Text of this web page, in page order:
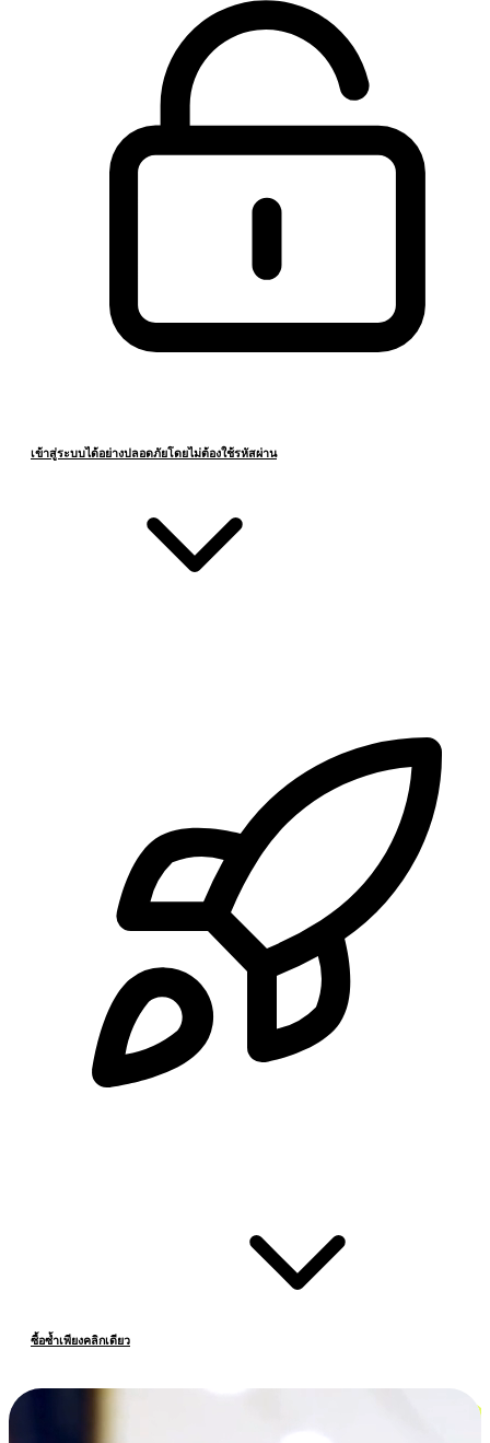
เข้าสู่ระบบได้อย่างปลอดภัยโดยไม่ต้องใช้รหัสผ่าน
ซื้อซ้ำเพียงคลิกเดียว